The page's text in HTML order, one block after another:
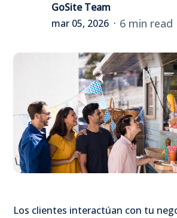
GoSite Team
mar 05, 2026
6 min read
Los clientes interactúan con tu